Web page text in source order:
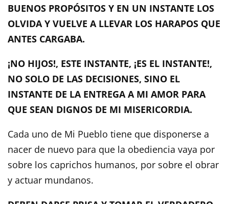
BUENOS PROPÓSITOS Y EN UN INSTANTE LOS
OLVIDA Y VUELVE A LLEVAR LOS HARAPOS QUE
ANTES CARGABA.
¡NO HIJOS!, ESTE INSTANTE, ¡ES EL INSTANTE!,
NO SOLO DE LAS DECISIONES, SINO EL
INSTANTE DE LA ENTREGA A MI AMOR PARA
QUE SEAN DIGNOS DE MI MISERICORDIA.
Cada uno de Mi Pueblo tiene que disponerse a
nacer de nuevo para que la obediencia vaya por
sobre los caprichos humanos, por sobre el obrar
y actuar mundanos.